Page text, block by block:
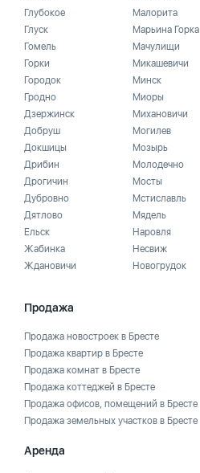
Глубокое
Глуск
Гомель
Горки
Городок
Гродно
Дзержинск
Добруш
Докшицы
Дрибин
Дрогичин
Дубровно
Дятлово
Ельск
Жабинка
Ждановичи
Малорита
Марьина Горка
Мачулищи
Микашевичи
Минск
Миоры
Михановичи
Могилев
Мозырь
Молодечно
Мосты
Мстиславль
Мядель
Наровля
Несвиж
Новогрудок
Продажа
Продажа новостроек в Бресте
Продажа квартир в Бресте
Продажа комнат в Бресте
Продажа коттеджей в Бресте
Продажа офисов, помещений в Бресте
Продажа земельных участков в Бресте
Аренда